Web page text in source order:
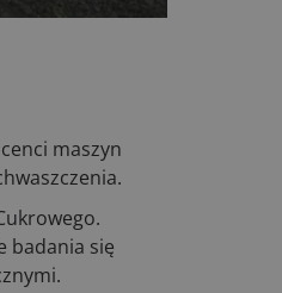
maszyn
badania się